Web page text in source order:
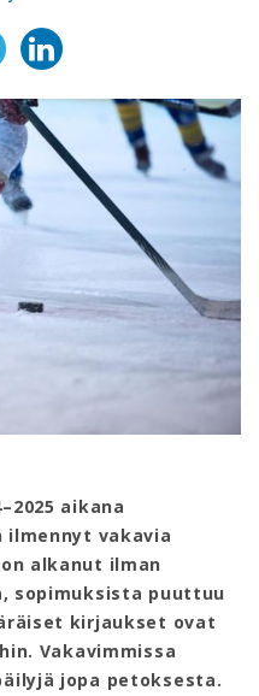
aikana
ilmennyt vakavia
alkanut ilman
sopimuksista puuttuu
kirjaukset ovat
Vakavimmissa
jopa petoksesta.